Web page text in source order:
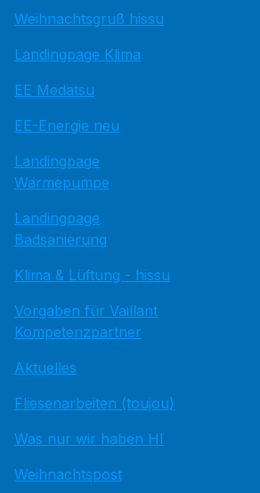
Weihnachtsgruß hissu
Landingpage Klima
EE Medatsu
EE-Energie neu
Landingpage
Wärmepumpe
Landingpage
Badsanierung
Klima & Lüftung - hissu
Vorgaben für Vaillant
Kompetenzpartner
Aktuelles
Fliesenarbeiten (toujou)
Was nur wir haben HI
Weihnachtspost